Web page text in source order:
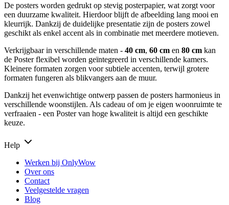
De posters worden gedrukt op stevig posterpapier, wat zorgt voor
een duurzame kwaliteit. Hierdoor blijft de afbeelding lang mooi en
kleurrijk. Dankzij de duidelijke presentatie zijn de posters zowel
geschikt als enkel accent als in combinatie met meerdere motieven.
Verkrijgbaar in verschillende maten - 40 cm, 60 cm en 80 cm kan
de Poster flexibel worden geïntegreerd in verschillende kamers.
Kleinere formaten zorgen voor subtiele accenten, terwijl grotere
formaten fungeren als blikvangers aan de muur.
Dankzij het evenwichtige ontwerp passen de posters harmonieus in
verschillende woonstijlen. Als cadeau of om je eigen woonruimte te
verfraaien - een Poster van hoge kwaliteit is altijd een geschikte
keuze.
Help
Werken bij OnlyWow
Over ons
Contact
Veelgestelde vragen
Blog